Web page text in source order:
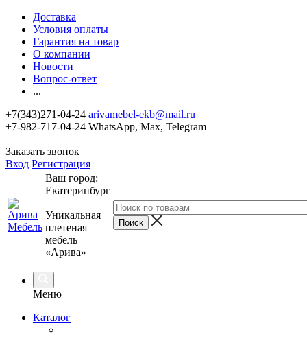
Доставка
Условия оплаты
Гарантия на товар
О компании
Новости
Вопрос-ответ
...
+7(343)271-04-24 arivamebel-ekb@mail.ru
+7-982-717-04-24 WhatsApp, Max, Telegram
Заказать звонок
Вход Регистрация
Ваш город:
Екатеринбург
Уникальная
плетеная
мебель
«Арива»
Меню
Каталог